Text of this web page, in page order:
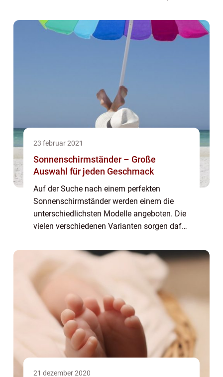
Vorteile zu bieten, die sich ganz klar...
23 februar 2021
Sonnenschirmständer – Große
Auswahl für jeden Geschmack
Auf der Suche nach einem perfekten
Sonnenschirmständer werden einem die
unterschiedlichsten Modelle angeboten. Die
vielen verschiedenen Varianten sorgen dafür,
Passendes dabei sein wird. Je nachdem,
welche ei...
21 dezember 2020